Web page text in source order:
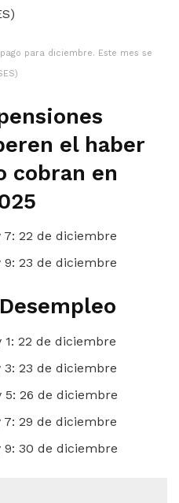
para diciembre. Este mes se
el haber
cobran en
22 de diciembre
23 de diciembre
22 de diciembre
23 de diciembre
5: 26 de diciembre
29 de diciembre
9: 30 de diciembre